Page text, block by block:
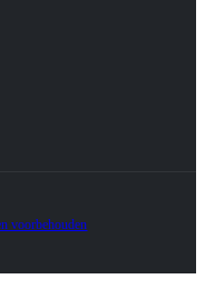
voorbehouden